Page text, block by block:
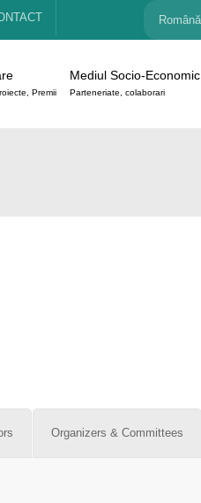
Alege
limbă
Premii
Mediul Socio-Economic
Parteneriate, colaborari
Organizers & Committees